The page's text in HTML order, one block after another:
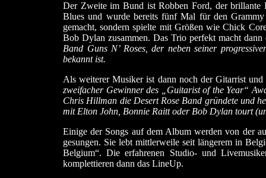
Der Zweite im Bund ist Robben Ford, der brillante
Blues und wurde bereits fünf Mal für den
gemacht, sondern spielte mit Größen wie Chick
Bob Dylan zusammen. Das Trio perfekt macht
Band Guns N’ Roses, der neben seiner
bekannt ist.
Als weiterer Musiker ist dann noch der Gitarrist
zweifacher Gewinner des „Guitarist of the Year“
Chris Hillman die Desert Rose Band gründete und
mit Elton John, Bonnie Raitt oder Bob Dylan tourt
Einige der Songs auf dem Album werden von der
gesungen. Sie lebt mittlerweile seit längerem in
Belgium“. Die erfahrenen Studio- und
komplettieren dann das LineUp.